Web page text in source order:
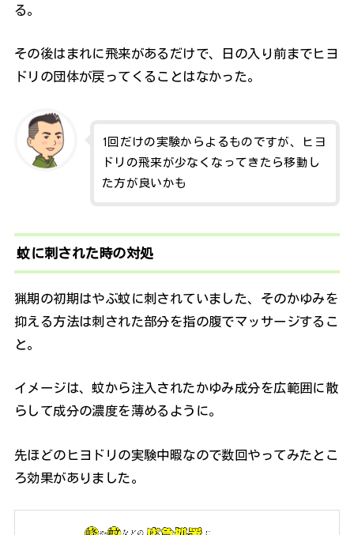
る。
その後はまれに飛来があるだけで、日の入り前までヒヨ
ドリの団体が戻ってくることはなかった。
1回だけの実験からよるものですが、ヒヨ
ドリの飛来が少なくなってきたら移動し
た方が良いかも
蚊に刺された時の対処
猟期の初期はやぶ蚊に刺されていました、そのかゆみを
抑える方法は刺された部分を指の腹でマッサージするこ
と。
イメージは、蚊から注入されたかゆみ成分を広範囲に散
らして成分の濃度を薄めるように。
先ほどのヒヨドリの実験中暇なので数回やってみたとこ
ろ効果がありました。